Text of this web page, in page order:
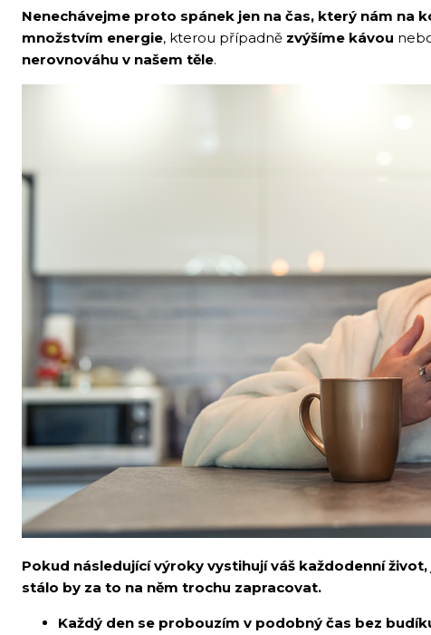
Nenechávejme proto spánek jen na čas, který nám na
množstvím energie, kterou případně zvýšíme kávou
nerovnováhu v našem těle.
Pokud následující výroky vystihují váš každodenní
stálo by za to na něm trochu zapracovat.
Každý den se probouzím v podobný čas bez